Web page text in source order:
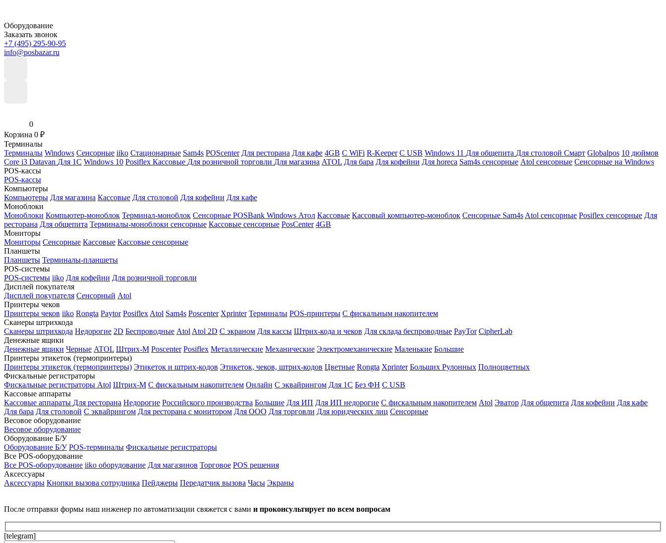
Оборудование
Заказать звонок
+7 (495) 295-90-95
info@posbazar.ru
0
Корзина 0 ₽
Терминалы
Терминалы Windows Сенсорные iiko Стационарные Sam4s POScenter Для ресторана Для кафе 4GB С WiFi R-Keeper С USB Windows 11 Для общепита Для столовой Смарт Globalpos 10 дюймов
Core i3 Datavan Для 1С Windows 10 Posiflex Кассовые Для розничной торговли Для магазина ATOL Для бара Для кофейни Для horeca Sam4s сенсорные Atol сенсорные Сенсорные на Windows
POS-кассы
POS-кассы
Компьютеры
Компьютеры Для магазина Кассовые Для столовой Для кофейни Для кафе
Моноблоки
Моноблоки Компьютер-моноблок Терминал-моноблок Сенсорные POSBank Windows Атол Кассовые Кассовый компьютер-моноблок Сенсорные Sam4s Atol сенсорные Posiflex сенсорные Для
ресторана Для общепита Терминалы-моноблоки сенсорные Кассовые сенсорные PosCenter 4GB
Мониторы
Мониторы Сенсорные Кассовые Кассовые сенсорные
Планшеты
Планшеты Терминалы-планшеты
POS-системы
POS-системы iiko Для кофейни Для розничной торговли
Дисплей покупателя
Дисплей покупателя Сенсорный Atol
Принтеры чеков
Принтеры чеков iiko Rongta Paytor Posiflex Atol Sam4s Poscenter Xprinter Терминалы POS-принтеры С фискальным накопителем
Сканеры штрихкода
Сканеры штрихкода Недорогие 2D Беспроводные Atol Atol 2D С экраном Для кассы Штрих-кода и чеков Для склада беспроводные PayTor CipherLab
Денежные ящики
Денежные ящики Черные ATOL Штрих-М Poscenter Posiflex Металлические Механические Электромеханические Маленькие Большие
Принтеры этикеток (термопринтеры)
Принтеры этикеток (термопринтеры) Этикеток и штрих-кодов Этикеток, чеков, штрих-кодов Цветные Rongta Xprinter Больших Рулонных Полноцветных
Фискальные регистраторы
Фискальные регистраторы Atol Штрих-М С фискальным накопителем Онлайн С эквайрингом Для 1С Без ФН С USB
Кассовые аппараты
Кассовые аппараты Для ресторана Недорогие Российского производства Большие Для ИП Для ИП недорогие С фискальным накопителем Atol Эватор Для общепита Для кофейни Для кафе
Для бара Для столовой С эквайрингом Для ресторана с монитором Для ООО Для торговли Для юридческих лиц Сенсорные
Весовое оборудование
Весовое оборудование
Оборудование Б/У
Оборудование Б/У POS-терминалы Фискальные регистраторы
Все POS-оборудование
Все POS-оборудование iiko оборудование Для магазинов Торговое POS решения
Аксессуары
Аксессуары Кнопки вызова сотрудника Пейджеры Передатчик вызова Часы Экраны
После отправки формы наш инженер по автоматизации свяжется с вами и проконсультирует по всем вопросам
[telegram]